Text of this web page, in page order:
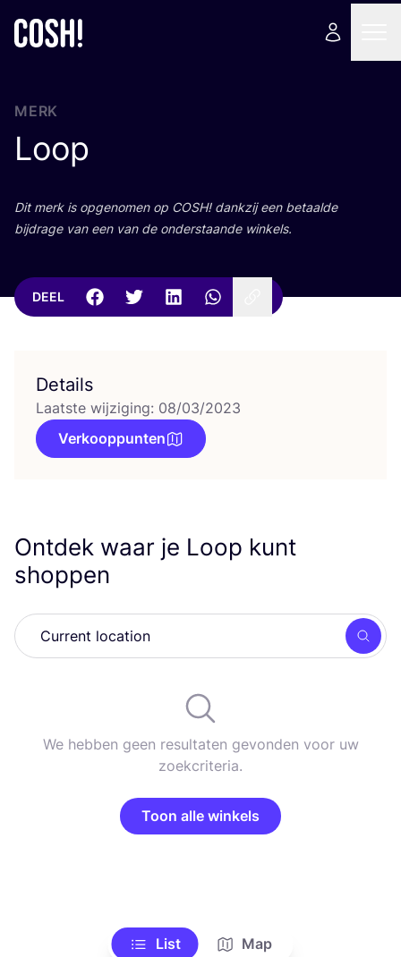
MERK
Loop
Dit merk is opge­no­men op COSH! dank­zij een betaal­de
bij­dra­ge van een van de onder­staan­de winkels.
DEEL
Details
Laatste wijziging: 08/03/2023
Verkooppunten
Ontdek waar je Loop kunt
shoppen
Zoek
We hebben geen resultaten gevonden voor uw
zoekcriteria.
Toon alle winkels
List Map